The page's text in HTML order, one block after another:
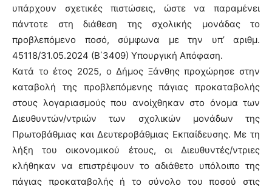
υπάρχουν σχετικές πιστώσεις, ώστε να παραμένει
πάντοτε στη διάθεση της σχολικής μονάδας το
προβλεπόμενο ποσό, σύμφωνα με την υπ’ αριθμ.
45118/31.05.2024 (Β΄3409) Υπουργική Απόφαση.
Κατά το έτος 2025, ο Δήμος Ξάνθης προχώρησε στην
καταβολή της προβλεπόμενης πάγιας προκαταβολής
στους λογαριασμούς που ανοίχθηκαν στο όνομα των
Διευθυντών/ντριών των σχολικών μονάδων της
Πρωτοβάθμιας και Δευτεροβάθμιας Εκπαίδευσης. Με τη
λήξη του οικονομικού έτους, οι Διευθυντές/ντριες
κλήθηκαν να επιστρέψουν το αδιάθετο υπόλοιπο της
πάγιας προκαταβολής ή το σύνολο του ποσού στις